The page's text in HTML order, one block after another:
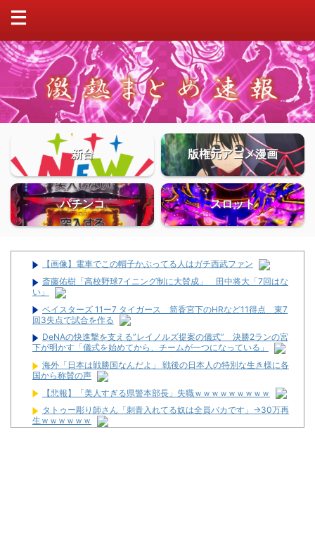
新台 版権元アニメ漫画
パチンコ スロット
【画像】電車でこの帽子かぶってる人はガチ西武ファン
斎藤佑樹「高校野球7イニング制に大賛成」 田中将大「7回はな
い」
ベイスターズ 11ー7 タイガース 筒香宮下のHRなど11得点 東7
回3失点で試合を作る
DeNAの快進撃を支える”レイノルズ提案の儀式” 決勝2ランの宮
下が明かす「儀式を始めてから、チームが一つになっている」
海外「日本は戦勝国なんだよ」 戦後の日本人の特別な生き様に各
国から称賛の声
【悲報】「美人すぎる県警本部長」失職ｗｗｗｗｗｗｗｗｗ
タトゥー彫り師さん「刺青入れてる奴は全員バカです」→30万再
生ｗｗｗｗｗｗ